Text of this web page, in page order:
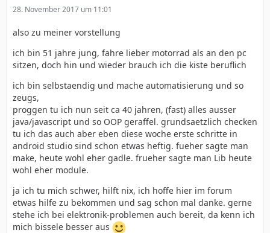
28. November 2017 um 11:01
also zu meiner vorstellung
ich bin 51 jahre jung, fahre lieber motorrad als an den pc
sitzen, doch hin und wieder brauch ich die kiste beruflich
ich bin selbstaendig und mache automatisierung und so
zeugs,
proggen tu ich nun seit ca 40 jahren, (fast) alles ausser
java/javascript und so OOP geraffel. grundsaetzlich checken
tu ich das auch aber eben diese woche erste schritte in
android studio sind schon etwas heftig. fueher sagte man
make, heute wohl eher gadle. frueher sagte man Lib heute
wohl eher module.
ja ich tu mich schwer, hilft nix, ich hoffe hier im forum
etwas hilfe zu bekommen und sag schon mal danke. gerne
stehe ich bei elektronik-problemen auch bereit, da kenn ich
mich bissele besser aus